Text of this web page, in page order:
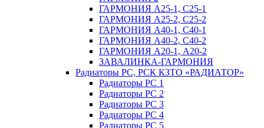
ГАРМОНИЯ А25-1, С25-1
ГАРМОНИЯ А25-2, С25-2
ГАРМОНИЯ А40-1, С40-1
ГАРМОНИЯ А40-2, С40-2
ГАРМОНИЯ А20-1, А20-2
ЗАВАЛИНКА-ГАРМОНИЯ
Радиаторы РС, РСК КЗТО «РАДИАТОР»
Радиаторы РС 1
Радиаторы РС 2
Радиаторы РС 3
Радиаторы РС 4
Радиаторы РС 5